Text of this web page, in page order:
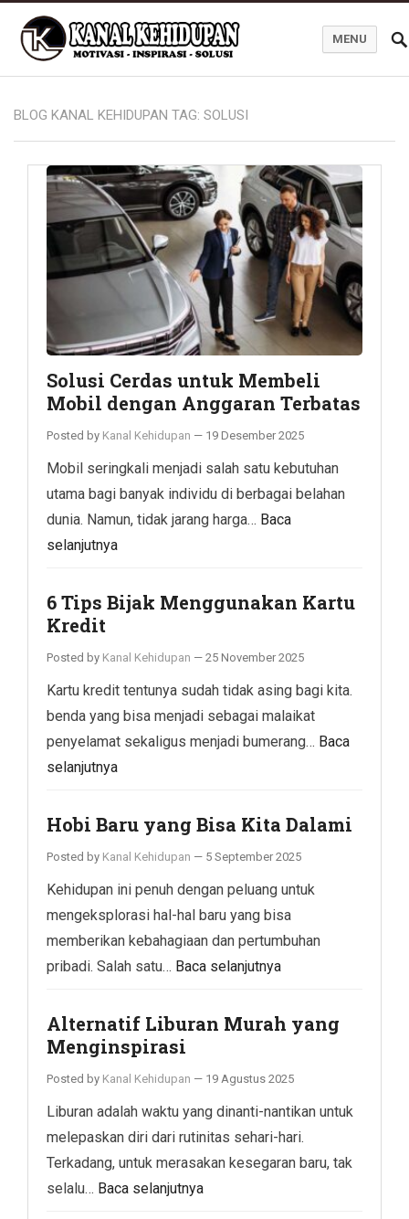
Blog Kanal Kehidupan
MENU
BLOG KANAL KEHIDUPAN TAG: SOLUSI
Solusi Cerdas untuk Membeli
Mobil dengan Anggaran Terbatas
Posted by Kanal Kehidupan — 19 Desember 2025
Mobil seringkali menjadi salah satu kebutuhan
utama bagi banyak individu di berbagai belahan
dunia. Namun, tidak jarang harga… Baca
selanjutnya
6 Tips Bijak Menggunakan Kartu
Kredit
Posted by Kanal Kehidupan — 25 November 2025
Kartu kredit tentunya sudah tidak asing bagi kita.
benda yang bisa menjadi sebagai malaikat
penyelamat sekaligus menjadi bumerang… Baca
selanjutnya
Hobi Baru yang Bisa Kita Dalami
Posted by Kanal Kehidupan — 5 September 2025
Kehidupan ini penuh dengan peluang untuk
mengeksplorasi hal-hal baru yang bisa
memberikan kebahagiaan dan pertumbuhan
pribadi. Salah satu… Baca selanjutnya
Alternatif Liburan Murah yang
Menginspirasi
Posted by Kanal Kehidupan — 19 Agustus 2025
Liburan adalah waktu yang dinanti-nantikan untuk
melepaskan diri dari rutinitas sehari-hari.
Terkadang, untuk merasakan kesegaran baru, tak
selalu… Baca selanjutnya